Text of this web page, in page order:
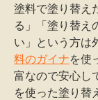
塗料で塗り替え
る」「塗り替え
い」という方は
料のガイナを使
富なので安心し
を使った塗り替